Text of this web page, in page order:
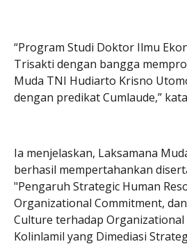
“Program Studi Doktor Ilmu
Trisakti dengan bangga
Muda TNI Hudiarto Krisno
dengan predikat Cumlaude,”
Ia menjelaskan, Laksamana
berhasil mempertahankan
"Pengaruh Strategic Human
Organizational Commitment,
Culture terhadap
Kolinlamil yang Dimediasi